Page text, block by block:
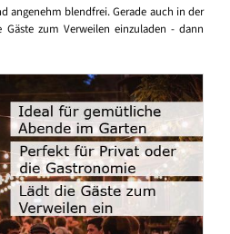
angenehm blendfrei. Gerade auch in der
zum Verweilen einzuladen - dann